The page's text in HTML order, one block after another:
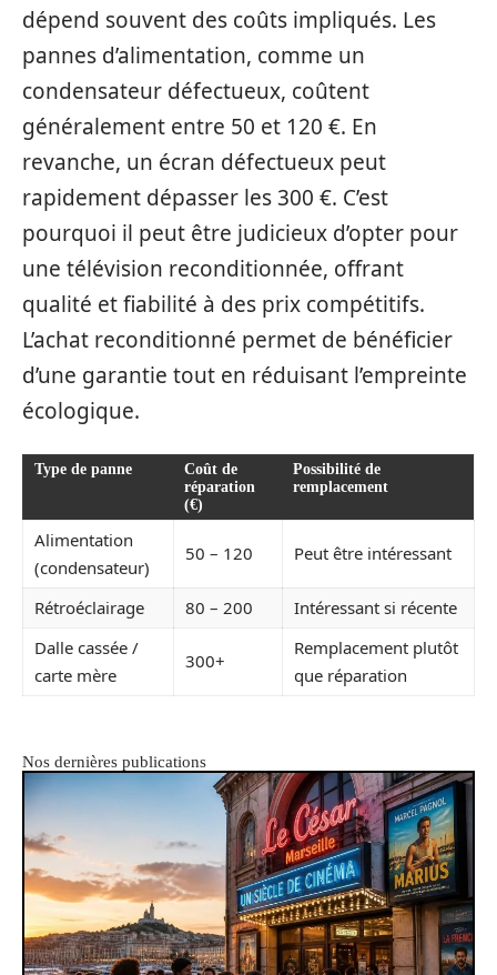
dépend souvent des coûts impliqués. Les
pannes d’alimentation, comme un
condensateur défectueux, coûtent
généralement entre 50 et 120 €. En
revanche, un écran défectueux peut
rapidement dépasser les 300 €. C’est
pourquoi il peut être judicieux d’opter pour
une télévision reconditionnée, offrant
qualité et fiabilité à des prix compétitifs.
L’achat reconditionné permet de bénéficier
d’une garantie tout en réduisant l’empreinte
écologique.
Type de panne
Coût de
réparation
(€)
Possibilité de
remplacement
Alimentation
(condensateur)
50 – 120 Peut être intéressant
Rétroéclairage 80 – 200
Intéressant si récente
Dalle cassée /
carte mère
300+
Remplacement plutôt
que réparation
Nos dernières publications